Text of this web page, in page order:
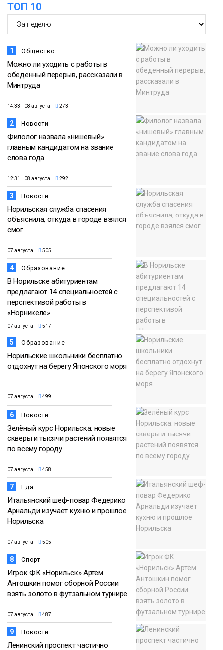
Новости
ТОП 10
1 Общество
Можно ли уходить с работы в
обеденный перерыв, рассказали в
Минтруда
14:33 08 августа 273
2 Новости
Филолог назвала «нишевый»
главным кандидатом на звание
слова года
12:31 08 августа 292
3 Новости
Норильская служба спасения
объяснила, откуда в городе взялся
смог
07 августа 505
4 Образование
В Норильске абитуриентам
предлагают 14 специальностей с
перспективой работы в
«Норникеле»
07 августа 517
5 Образование
Норильские школьники бесплатно
отдохнут на берегу Японского моря
07 августа 499
6 Новости
Зелёный курс Норильска: новые
скверы и тысячи растений появятся
по всему городу
07 августа 458
7 Еда
Итальянский шеф-повар Федерико
Арнальди изучает кухню и прошлое
Норильска
07 августа 505
8 Спорт
Игрок ФК «Норильск» Артём
Антошкин помог сборной России
взять золото в футзальном турнире
07 августа 487
9 Новости
Ленинский проспект частично